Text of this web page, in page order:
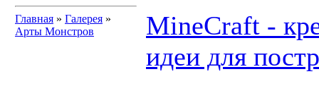
Главная » Галерея »
Арты Монстров
MineCraft -
идеи для